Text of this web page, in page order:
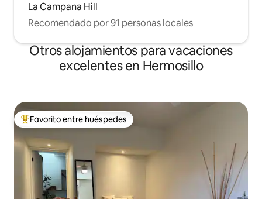
La Campana Hill
Recomendado por 91 personas locales
Otros alojamientos para vacaciones
excelentes en Hermosillo
Favorito entre huéspedes preferido
Favorito entre huéspedes